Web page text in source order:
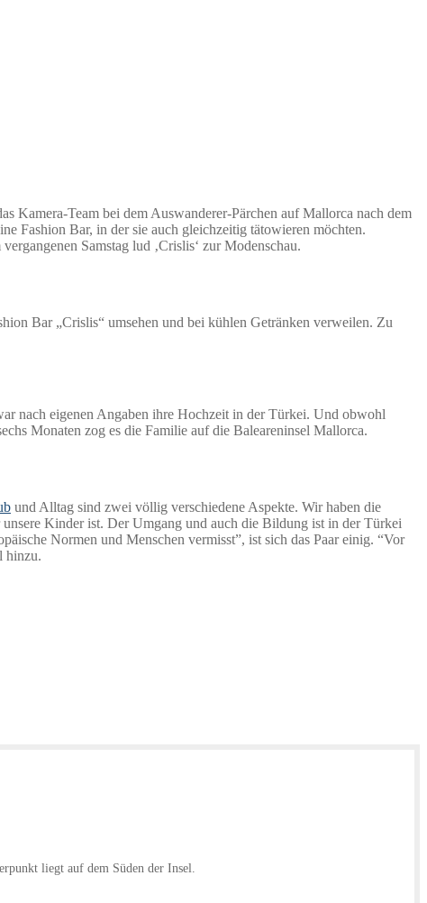
Kamera-Team bei dem Auswanderer-Pärchen auf Mallorca nach dem
Fashion Bar, in der sie auch gleichzeitig tätowieren möchten.
Samstag lud ‚Crislis‘ zur Modenschau.
Bar „Crislis“ umsehen und bei kühlen Getränken verweilen. Zu
nach eigenen Angaben ihre Hochzeit in der Türkei. Und obwohl
Monaten zog es die Familie auf die Baleareninsel Mallorca.
und Alltag sind zwei völlig verschiedene Aspekte. Wir haben die
Kinder ist. Der Umgang und auch die Bildung ist in der Türkei
Normen und Menschen vermisst”, ist sich das Paar einig. “Vor
hinzu.
liegt auf dem Süden der Insel.